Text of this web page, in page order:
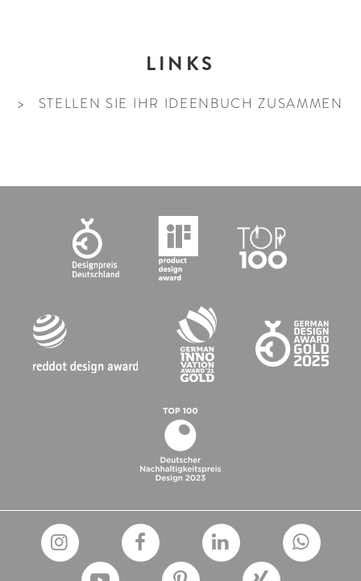
Schalungsglatt
Gespalten
10-25 cm
25-50 cm
50-100 cm
Quadratisch
Rechteckig
Länglich/Parkett
Wasserdurchlässig
CleanTop®-
geschützt
Klimaneutrale
Produktion
Tausalzbeständig
PRODUKTE ANZEIGEN
PRODUKTFILTER SCHLIESSEN
LINKS
STELLEN SIE IHR IDEENBUCH ZUSAMMEN